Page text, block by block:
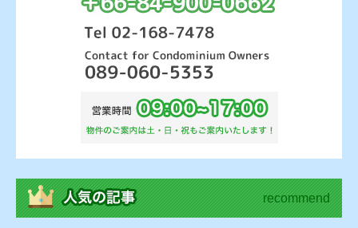
recommend